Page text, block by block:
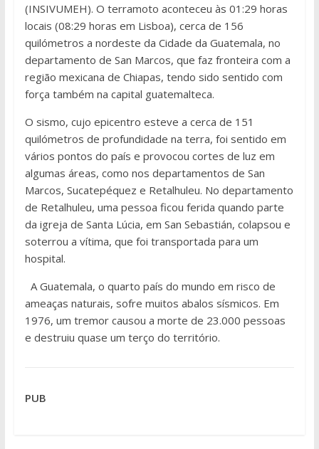
(INSIVUMEH). O terramoto aconteceu às 01:29 horas
locais (08:29 horas em Lisboa), cerca de 156
quilómetros a nordeste da Cidade da Guatemala, no
departamento de San Marcos, que faz fronteira com a
região mexicana de Chiapas, tendo sido sentido com
força também na capital guatemalteca.
O sismo, cujo epicentro esteve a cerca de 151
quilómetros de profundidade na terra, foi sentido em
vários pontos do país e provocou cortes de luz em
algumas áreas, como nos departamentos de San
Marcos, Sucatepéquez e Retalhuleu. No departamento
de Retalhuleu, uma pessoa ficou ferida quando parte
da igreja de Santa Lúcia, em San Sebastián, colapsou e
soterrou a vítima, que foi transportada para um
hospital.
A Guatemala, o quarto país do mundo em risco de
ameaças naturais, sofre muitos abalos sísmicos. Em
1976, um tremor causou a morte de 23.000 pessoas
e destruiu quase um terço do território.
PUB